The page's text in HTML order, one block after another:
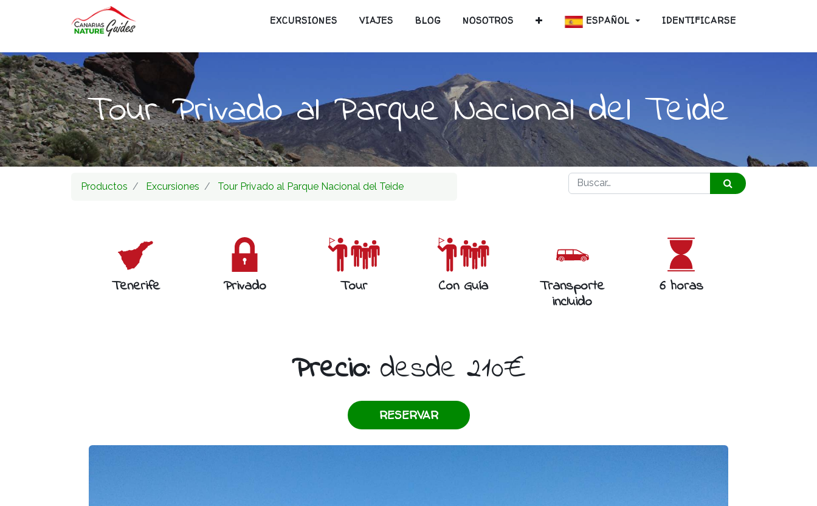
EXCURSIONES VIAJES BLOG NOSOTROS ESPAÑOL IDENTIFICARSE
Tour Privado al Parque Nacional del Teide
Productos Excursiones Tour Privado al Parque Nacional del Teide
Tenerife Privado Tour Con Guía Transporte
incluido
6 horas
Precio:desde 210€
RESERVAR